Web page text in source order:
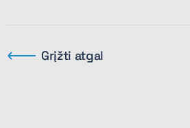
Grįžti atgal